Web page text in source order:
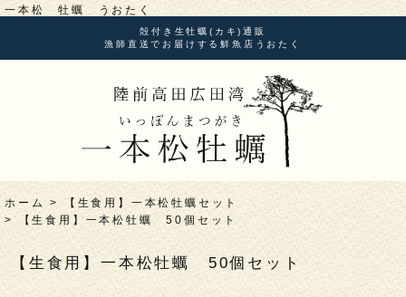
一本松 牡蠣 うおたく
殻付き生牡蠣(カキ)通販
漁師直送でお届けする鮮魚店うおたく
ホーム >
【生食用】一本松牡蠣セット
>
【生食用】一本松牡蠣 50個セット
【生食用】一本松牡蠣 50個セット